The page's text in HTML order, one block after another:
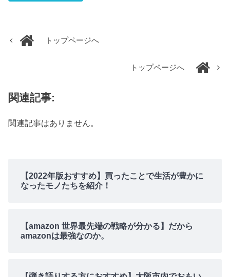
トップページへ
トップページへ
関連記事:
関連記事はありません。
【2022年版おすすめ】買ったことで生活が豊かに
なったモノたちを紹介！
【amazon 世界最先端の戦略が分かる】だから
amazonは最強なのか。